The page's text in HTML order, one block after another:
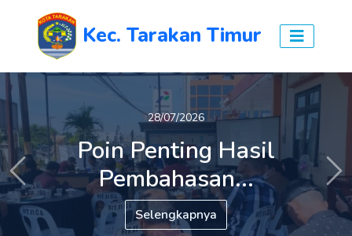
Kec. Tarakan Timur
28/07/2026
Poin Penting Hasil
Pembahasan...
Selengkapnya
27/07/2026
Tiga Persoalan Prioritas
Warga...
Selengkapnya
Previous